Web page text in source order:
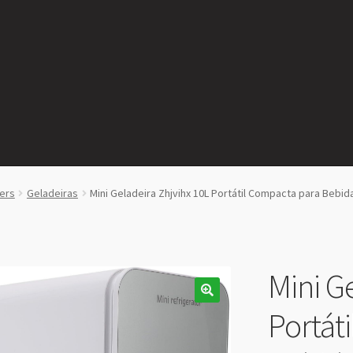
Geladeiras Mini Geladeira Zhjvihx 10L Portátil Compacta para
Mini